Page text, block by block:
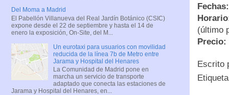
Fechas:
(último
Precio:
Escrito
Del Moma a Madrid
El Pabellón Villanueva del Real Jardín Botánico (CSIC)
expone desde el 22 de septiembre y hasta el 14 de
enero la exposición, On-Site, del M...
Un eurotaxi para usuarios con movilidad
reducida de la línea 7b de Metro entre
Jarama y Hospital del Henares
La Comunidad de Madrid pone en
marcha un servicio de transporte
adaptado que conecta las estaciones de
Jarama y Hospital del Henares, en...